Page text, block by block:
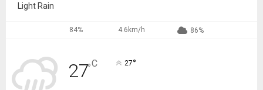
Light Rain
84% 4.6km/h 86%
27°C 27°